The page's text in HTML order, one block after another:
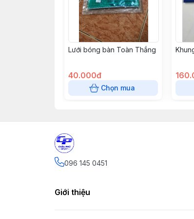
Lưới bóng bàn Toàn Thắng
40.000đ
Chọn mua
096 145 0451
Giới thiệu